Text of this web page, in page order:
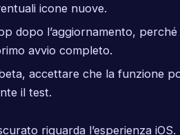
icone nuove.
dopo l’aggiornamento,
avvio completo.
accettare che la funzione
il test.
riguarda l’esperienza